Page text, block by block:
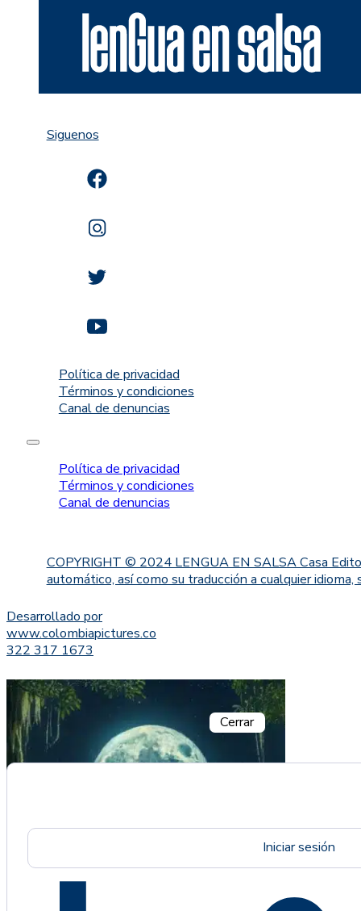
Siguenos
Política de privacidad
Términos y condiciones
Canal de denuncias
Política de privacidad
Términos y condiciones
Canal de denuncias
COPYRIGHT © 2024 LENGUA EN SALSA Casa
automático, así como su traducción a cualquier
Desarrollado por
www.colombiapictures.co
322 317 1673
Cerrar
Iniciar sesión